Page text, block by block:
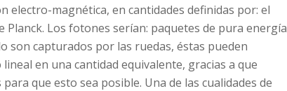
electro-magnética, en cantidades definidas por: el
Los fotones serían: paquetes de pura energía
son capturados por las ruedas, éstas pueden
en una cantidad equivalente, gracias a que
que esto sea posible. Una de las cualidades de